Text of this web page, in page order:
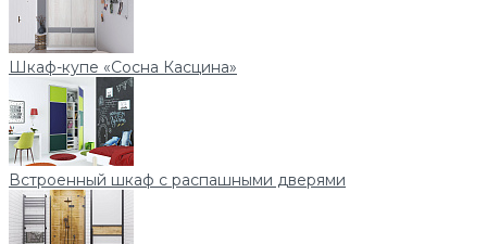
Шкаф-купе «Сосна Касцина»
Встроенный шкаф с распашными дверями